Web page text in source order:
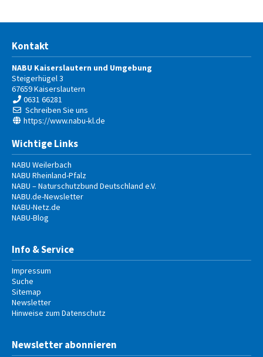
Kontakt
NABU Kaiserslautern und Umgebung
Steigerhügel 3
67659Kaiserslautern
0631 66281
Schreiben Sie uns
https://www.nabu-kl.de
Wichtige Links
NABU Weilerbach
NABU Rheinland-Pfalz
NABU – Naturschutzbund Deutschland e.V.
NABU.de-Newsletter
NABU-Netz.de
NABU-Blog
Info & Service
Impressum
Suche
Sitemap
Newsletter
Hinweise zum Datenschutz
Newsletter abonnieren